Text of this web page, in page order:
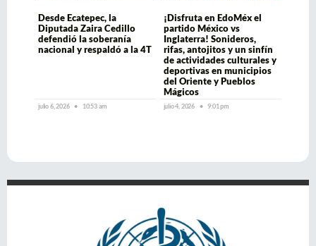
Desde Ecatepec, la
Diputada Zaira Cedillo
defendió la soberanía
nacional y respaldó a la 4T
julio 6, 2026 10:53 am
¡Disfruta en EdoMéx el
partido México vs
Inglaterra! Sonideros,
rifas, antojitos y un sinfín
de actividades culturales y
deportivas en municipios
del Oriente y Pueblos
Mágicos
julio 4, 2026 9:01 pm